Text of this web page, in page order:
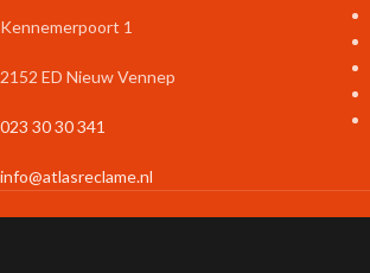
Kennemerpoort 1
2152 ED Nieuw Vennep
023 30 30 341
info@atlasreclame.nl